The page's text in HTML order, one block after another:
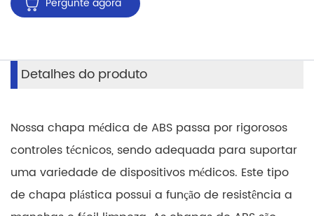
Detalhes do produto
Nossa chapa médica de ABS passa por rigorosos
controles técnicos, sendo adequada para suportar
uma variedade de dispositivos médicos. Este tipo
de chapa plástica possui a função de resistência a